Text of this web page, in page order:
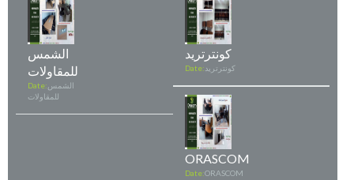
الشمس
للمقاولات
Date:الشمس
للمقاولات
كونترتريد
Date: كونترتريد
ORASCOM
Date:ORASCOM